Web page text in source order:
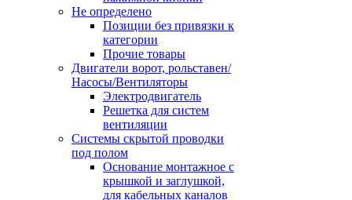
Не определено
Позиции без привязки к
категории
Прочие товары
Двигатели ворот, рольставен/
Насосы/Вентиляторы
Электродвигатель
Решетка для систем
вентиляции
Системы скрытой проводки
под полом
Основание монтажное с
крышкой и заглушкой,
для кабельных каналов